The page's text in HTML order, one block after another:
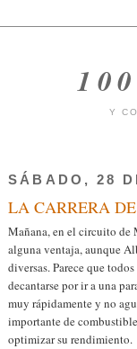
Y
SÁBADO, 28
LA CARRERA
Mañana, en el circuito de
alguna ventaja, aunque
diversas. Parece que
decantarse por ir a una
muy rápidamente y no
importante de
optimizar su rendimiento.